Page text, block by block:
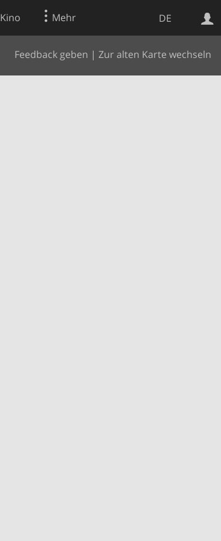
DE
Kino Mehr
Feedback geben | Zur alten Karte wechseln
Websuche